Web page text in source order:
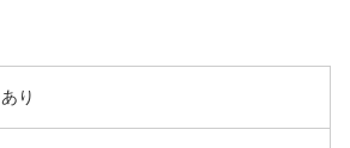
あり